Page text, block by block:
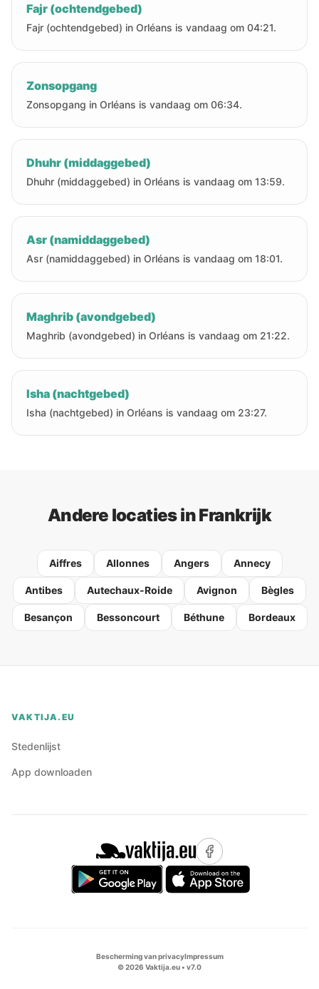
Fajr (ochtendgebed)
Fajr (ochtendgebed) in Orléans is vandaag om 04:21.
Zonsopgang
Zonsopgang in Orléans is vandaag om 06:34.
Dhuhr (middaggebed)
Dhuhr (middaggebed) in Orléans is vandaag om 13:59.
Asr (namiddaggebed)
Asr (namiddaggebed) in Orléans is vandaag om 18:01.
Maghrib (avondgebed)
Maghrib (avondgebed) in Orléans is vandaag om 21:22.
Isha (nachtgebed)
Isha (nachtgebed) in Orléans is vandaag om 23:27.
Andere locaties in Frankrijk
Aiffres Allonnes Angers Annecy
Antibes Autechaux-Roide Avignon Bègles
Besançon Bessoncourt Béthune Bordeaux
VAKTIJA.EU
Stedenlijst
App downloaden
Bescherming van privacyImpressum
©2026 Vaktija.eu • v7.0